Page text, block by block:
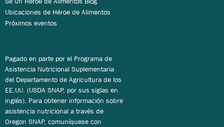
Ubicaciones de Héroe de Alimentos
Próximos eventos
Pagado en parte por el Programa de
Asistencia Nutricional Suplementaria
del Departamento de Agricultura de los
EE.UU. (USDA SNAP, por sus siglas en
inglés). Para obtener información sobre
asistencia nutricional a través de
Oregon SNAP, comuníquese con